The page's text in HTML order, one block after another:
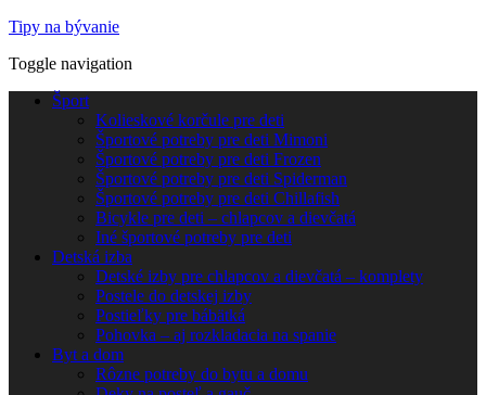
Tipy na bývanie
Toggle navigation
Šport
Kolieskové korčule pre deti
Športové potreby pre deti Mimoni
Športové potreby pre deti Frozen
Športové potreby pre deti Spiderman
Športové potreby pre deti Chillafish
Bicykle pre deti – chlapcov a dievčatá
Iné športové potreby pre deti
Detská izba
Detské izby pre chlapcov a dievčatá – komplety
Postele do detskej izby
Postieľky pre bábätká
Pohovka – aj rozkladacia na spanie
Byt a dom
Rôzne potreby do bytu a domu